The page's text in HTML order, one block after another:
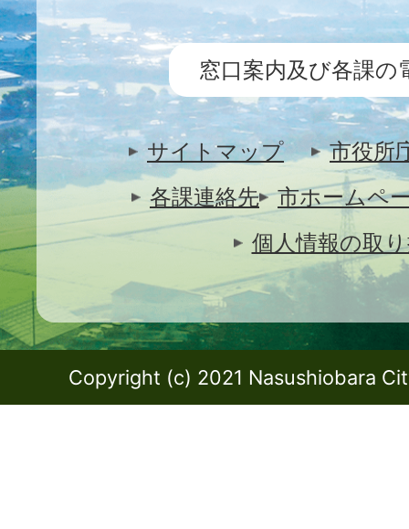
窓口案内及び各課の
サイトマップ
市役所
各課連絡先
市ホームペ
個人情報の取
Copyright (c) 2021 Nasushiobara